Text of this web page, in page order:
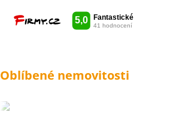
Oblíbené nemovitosti